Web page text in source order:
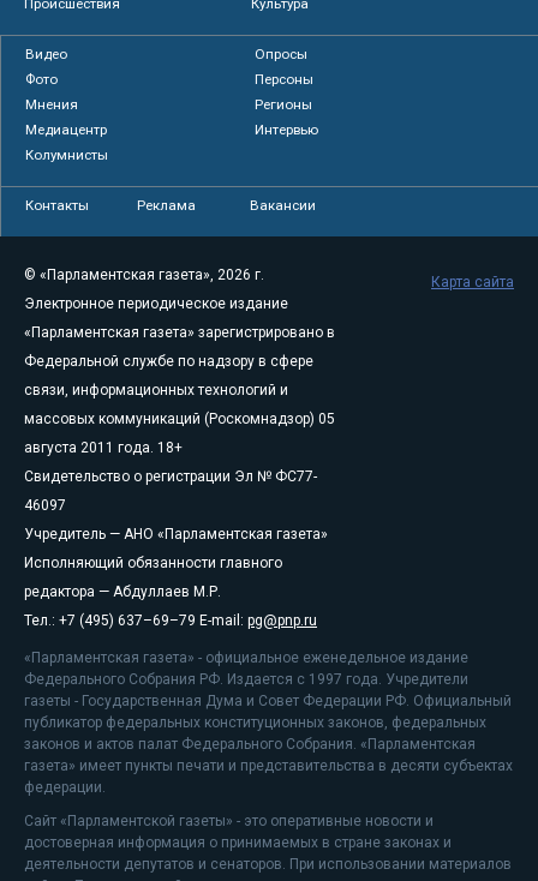
Видео
Опросы
Фото
Персоны
Мнения
Регионы
Медиацентр
Интервью
Колумнисты
Контакты Реклама Вакансии
© «Парламентская газета», 2026 г.
Электронное периодическое издание
«Парламентская газета» зарегистрировано в
Федеральной службе по надзору в сфере
связи, информационных технологий и
массовых коммуникаций (Роскомнадзор) 05
августа 2011 года. 18+
Свидетельство о регистрации Эл № ФС77-
46097
Учредитель — АНО «Парламентская газета»
Исполняющий обязанности главного
редактора — Абдуллаев М.Р.
Тел.: +7 (495) 637–69–79 E-mail: pg@pnp.ru
«Парламентская газета» - официальное еженедельное издание
Федерального Собрания РФ. Издается с 1997 года. Учредители
газеты - Государственная Дума и Совет Федерации РФ. Официальный
публикатор федеральных конституционных законов, федеральных
законов и актов палат Федерального Собрания. «Парламентская
газета» имеет пункты печати и представительства в десяти субъектах
федерации.
Сайт «Парламентской газеты» - это оперативные новости и
достоверная информация о принимаемых в стране законах и
деятельности депутатов и сенаторов. При использовании материалов
Карта сайта